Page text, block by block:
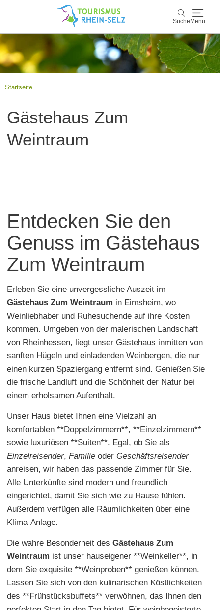
Suche Menu
Suche
Rhein-Selz
Startseite
Gästehaus Zum
Weintraum
Entdecken Sie den
Genuss im Gästehaus
Zum Weintraum
Erleben Sie eine unvergessliche Auszeit im
Gästehaus Zum Weintraum in Eimsheim, wo
Weinliebhaber und Ruhesuchende auf ihre Kosten
kommen. Umgeben von der malerischen Landschaft
von Rheinhessen, liegt unser Gästehaus inmitten von
sanften Hügeln und einladenden Weinbergen, die nur
einen kurzen Spaziergang entfernt sind. Genießen Sie
die frische Landluft und die Schönheit der Natur bei
einem erholsamen Aufenthalt.
Unser Haus bietet Ihnen eine Vielzahl an
komfortablen **Doppelzimmern**, **Einzelzimmern**
sowie luxuriösen **Suiten**. Egal, ob Sie als
Einzelreisender, Familie oder Geschäftsreisender
anreisen, wir haben das passende Zimmer für Sie.
Alle Unterkünfte sind modern und freundlich
eingerichtet, damit Sie sich wie zu Hause fühlen.
Außerdem verfügen alle Räumlichkeiten über eine
Klima-Anlage.
Die wahre Besonderheit des Gästehaus Zum
Weintraum ist unser hauseigener **Weinkeller**, in
dem Sie exquisite **Weinproben** genießen können.
Lassen Sie sich von den kulinarischen Köstlichkeiten
des **Frühstücksbuffets** verwöhnen, das Ihnen den